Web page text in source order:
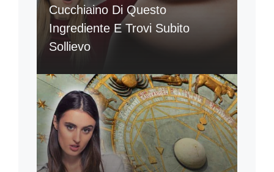
Cucchiaino Di Questo
Ingrediente E Trovi Subito
Sollievo